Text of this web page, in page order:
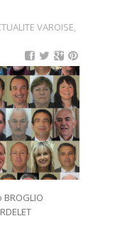
VAROISE,
BROGLIO